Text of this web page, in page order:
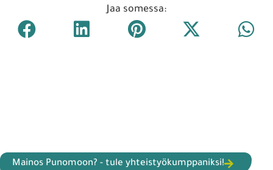
Jaa somessa:
Mainos Punomoon? - tule yhteistyökumppaniksi!